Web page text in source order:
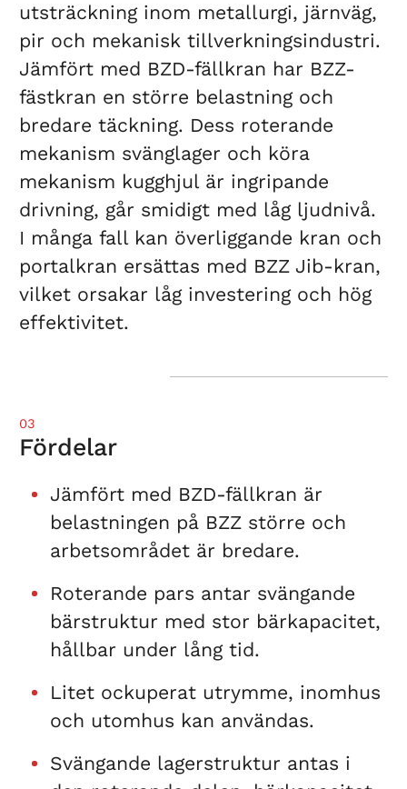
utsträckning inom metallurgi, järnväg,
pir och mekanisk tillverkningsindustri.
Jämfört med BZD-fällkran har BZZ-
fästkran en större belastning och
bredare täckning. Dess roterande
mekanism svänglager och köra
mekanism kugghjul är ingripande
drivning, går smidigt med låg ljudnivå.
I många fall kan överliggande kran och
portalkran ersättas med BZZ Jib-kran,
vilket orsakar låg investering och hög
effektivitet.
03
Fördelar
Jämfört med BZD-fällkran är
belastningen på BZZ större och
arbetsområdet är bredare.
Roterande pars antar svängande
bärstruktur med stor bärkapacitet,
hållbar under lång tid.
Litet ockuperat utrymme, inomhus
och utomhus kan användas.
Svängande lagerstruktur antas i